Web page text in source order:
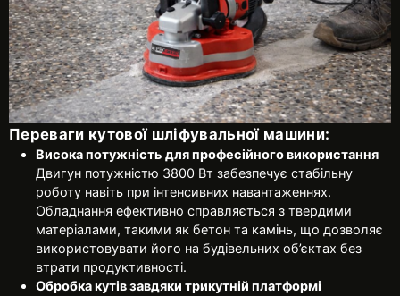
Переваги кутової шліфувальної машини:
Висока потужність для професійного використання
Двигун потужністю 3800 Вт забезпечує стабільну
роботу навіть при інтенсивних навантаженнях.
Обладнання ефективно справляється з твердими
матеріалами, такими як бетон та камінь, що дозволяє
використовувати його на будівельних об’єктах без
втрати продуктивності.
Обробка кутів завдяки трикутній платформі